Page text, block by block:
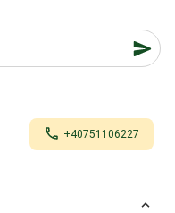
+40751106227